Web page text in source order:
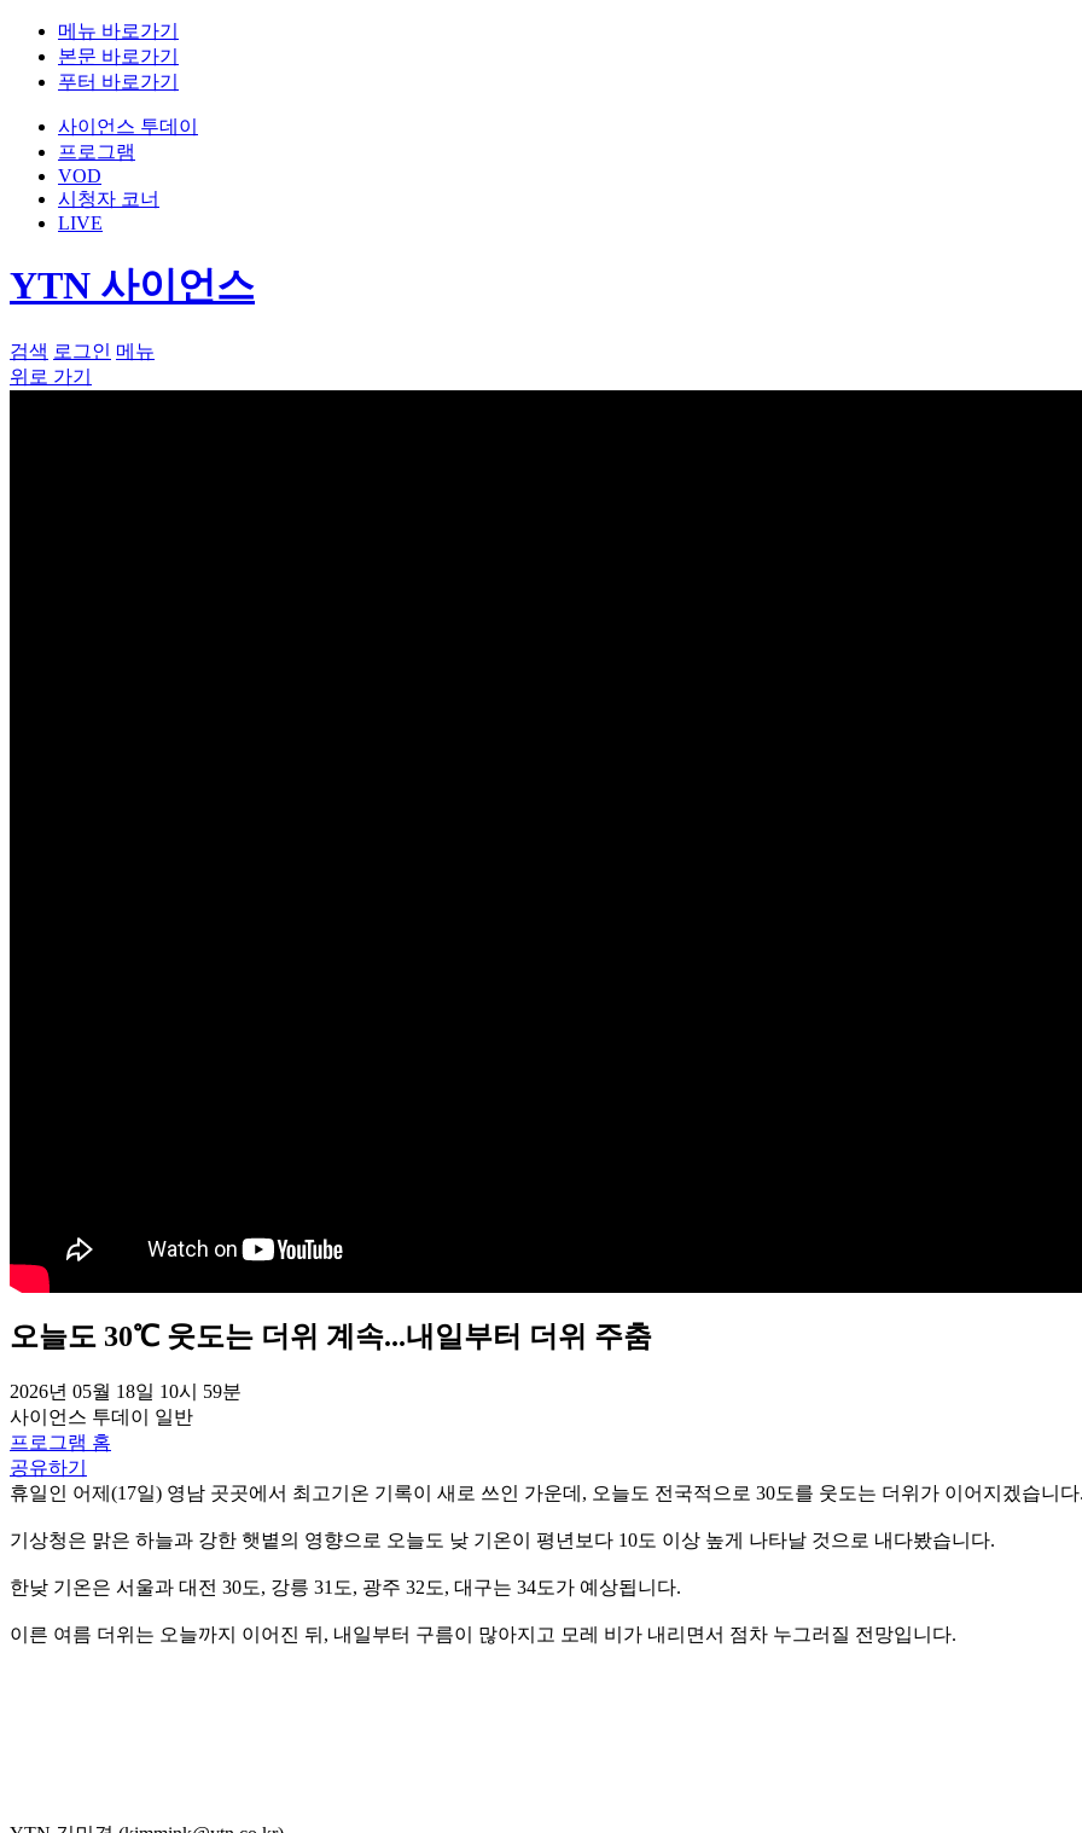
메뉴 바로가기
본문 바로가기
푸터 바로가기
사이언스 투데이
프로그램
VOD
시청자 코너
LIVE
YTN 사이언스
검색 로그인 메뉴
위로 가기
오늘도 30℃ 웃도는 더위 계속...내일부터 더위 주춤
2026년 05월 18일 10시 59분
사이언스 투데이
일반
프로그램 홈
공유하기
휴일인 어제(17일) 영남 곳곳에서 최고기온 기록이 새로 쓰인 가운데, 오늘도 전국적으로 30도를 웃도는 더위가 이어지겠습니
기상청은 맑은 하늘과 강한 햇볕의 영향으로 오늘도 낮 기온이 평년보다 10도 이상 높게 나타날 것으로 내다봤습니다.
한낮 기온은 서울과 대전 30도, 강릉 31도, 광주 32도, 대구는 34도가 예상됩니다.
이른 여름 더위는 오늘까지 이어진 뒤, 내일부터 구름이 많아지고 모레 비가 내리면서 점차 누그러질 전망입니다.